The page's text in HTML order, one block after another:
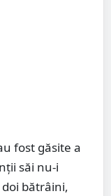
fost găsite a
săi nu-i
bătrâini,